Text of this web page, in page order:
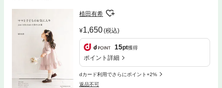
植田有希
1,650(税込)
15pt獲得
ポイント詳細
dカード利用でさらにポイント+2%
返品不可